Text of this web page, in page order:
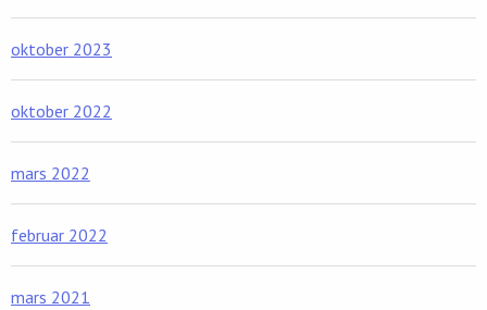
oktober 2023
oktober 2022
mars 2022
februar 2022
mars 2021